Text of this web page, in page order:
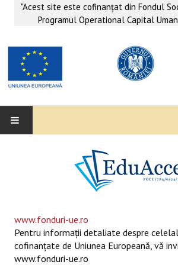
"Acest site este cofinanţat din Fondul
Programul Operational Capital
SUPORT EDUCAȚIONAL MATEMATICĂ-
SERVICII PSIHO-SOCIALE
www.fonduri-ue.ro
Pentru informaţii detaliate despre
cofinanţate de Uniunea Europeană, vă
www.fonduri-ue.ro